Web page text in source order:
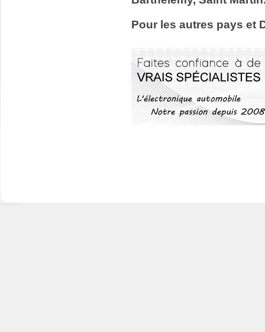
Pour les autres pays et